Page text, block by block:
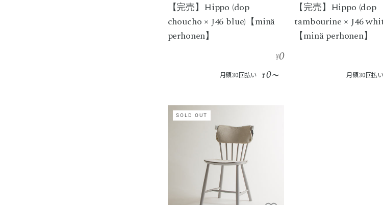
【完売】Hippo (dop
choucho × J46 blue)【minä
perhonen】
¥0
月額30回払い ¥0〜
【完売】Hippo (dop
tambourine × J46
【minä perhonen】
月額30回払い
SOLD OUT